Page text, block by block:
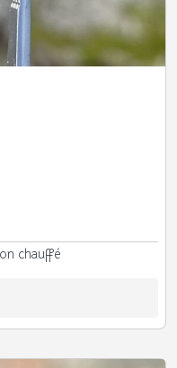
chauffé